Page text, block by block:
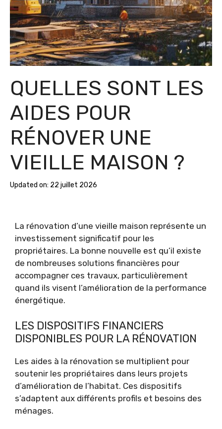
QUELLES SONT LES
AIDES POUR
RÉNOVER UNE
VIEILLE MAISON ?
Updated on: 22 juillet 2026
La rénovation d’une vieille maison représente un
investissement significatif pour les
propriétaires. La bonne nouvelle est qu’il existe
de nombreuses solutions financières pour
accompagner ces travaux, particulièrement
quand ils visent l’amélioration de la performance
énergétique.
LES DISPOSITIFS FINANCIERS
DISPONIBLES POUR LA RÉNOVATION
Les aides à la rénovation se multiplient pour
soutenir les propriétaires dans leurs projets
d’amélioration de l’habitat. Ces dispositifs
s’adaptent aux différents profils et besoins des
ménages.